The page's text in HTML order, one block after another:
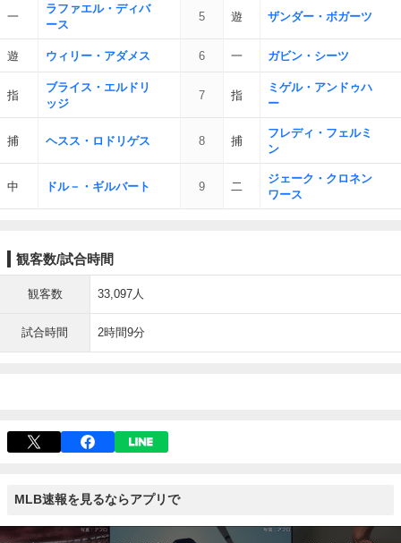
一
ラファエル・ディバ
ース
5 遊 ザンダー・ボガーツ
遊 ウィリー・アダメス 6 一 ガビン・シーツ
指
ブライス・エルドリ
ッジ
7 指
ミゲル・アンドゥハ
ー
捕 ヘスス・ロドリゲス 8 捕
フレディ・フェルミ
ン
中 ドル－・ギルバート 9 二
ジェーク・クロネン
ワース
観客数/試合時間
観客数 33,097人
試合時間 2時間9分
MLB速報を見るならアプリで